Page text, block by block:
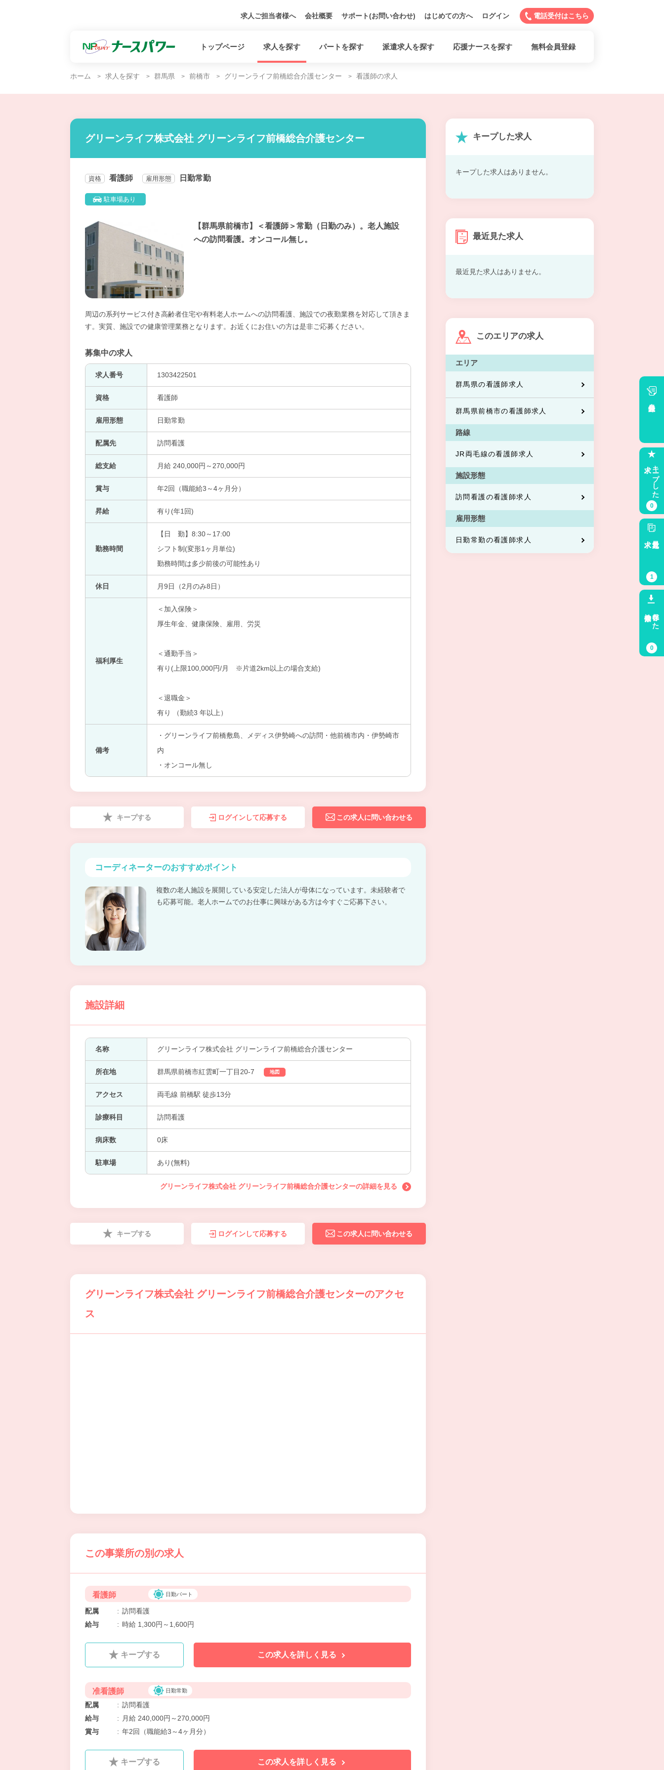
求人ご担当者様へ 会社概要 サポート(お問い合わせ) はじめての方へ ログイン 電話受付はこちら
トップページ 求人を探す パートを探す 派遣求人を探す 応援ナースを探す 無料会員登録
ホーム 求人を探す 群馬県 前橋市 グリーンライフ前橋総合介護センター 看護師の求人
グリーンライフ株式会社 グリーンライフ前橋総合介護センター
資格 看護師 雇用形態 日勤常勤
駐車場あり
【群馬県前橋市】＜看護師＞常勤（日勤のみ）。老人施設
への訪問看護。オンコール無し。
周辺の系列サービス付き高齢者住宅や有料老人ホームへの訪問看護、施設での夜勤業務を対応して頂きま
す。実質、施設での健康管理業務となります。お近くにお住いの方は是非ご応募ください。
募集中の求人
求人番号 1303422501
資格 看護師
雇用形態 日勤常勤
配属先 訪問看護
総支給 月給 240,000円～270,000円
賞与 年2回（職能給3～4ヶ月分）
昇給 有り(年1回)
勤務時間
【日 勤】8:30～17:00
シフト制(変形1ヶ月単位)
勤務時間は多少前後の可能性あり
休日 月9日（2月のみ8日）
福利厚生
＜加入保険＞
厚生年金、健康保険、雇用、労災
＜通勤手当＞
有り(上限100,000円/月 ※片道2km以上の場合支給)
＜退職金＞
有り （勤続3 年以上）
備考
・グリーンライフ前橋敷島、メディス伊勢崎への訪問・他前橋市内・伊勢崎市
内
・オンコール無し
キープする ログインして応募する この求人に問い合わせる
コーディネーターのおすすめポイント
複数の老人施設を展開している安定した法人が母体になっています。未経験者で
も応募可能。老人ホームでのお仕事に興味がある方は今すぐご応募下さい。
施設詳細
名称 グリーンライフ株式会社 グリーンライフ前橋総合介護センター
所在地 群馬県前橋市紅雲町一丁目20-7 地図
アクセス 両毛線 前橋駅 徒歩13分
診療科目 訪問看護
病床数 0床
駐車場 あり(無料)
グリーンライフ株式会社 グリーンライフ前橋総合介護センターの詳細を見る
キープする ログインして応募する この求人に問い合わせる
グリーンライフ株式会社 グリーンライフ前橋総合介護センターのアクセ
ス
この事業所の別の求人
看護師 日勤パート
配属 : 訪問看護
給与
: 時給 1,300円～1,600円
キープする この求人を詳しく見る
准看護師 日勤常勤
配属 : 訪問看護
給与
:
月給 240,000円～270,000円
賞与
: 年2回（職能給3～4ヶ月分）
キープする この求人を詳しく見る
キープした求人
キープした求人はありません。
最近見た求人
最近見た求人はありません。
このエリアの求人
エリア
群馬県の看護師求人
群馬県前橋市の看護師求人
路線
JR両毛線の看護師求人
施設形態
訪問看護の看護師求人
雇用形態
日勤常勤の看護師求人
キープした
0
最近見た
1
保存した
0